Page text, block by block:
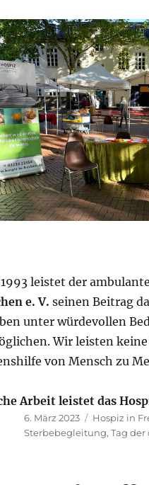
leistet der
e. V. seinen Beitrag
unter würdevollen
Wir leisten
von Mensch zu
Arbeit leistet das
Veröffentlicht
am
6. März 2023 Hospiz in
Sterbebegleitung,Tag der